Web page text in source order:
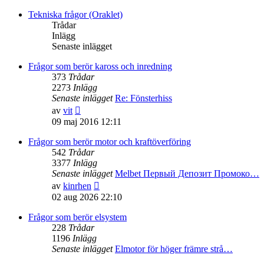
Tekniska frågor (Oraklet)
Trådar
Inlägg
Senaste inlägget
Frågor som berör kaross och inredning
373 Trådar
2273 Inlägg
Senaste inlägget Re: Fönsterhiss
av vit
till
senaste
inlägget
09 maj 2016 12:11
Frågor som berör motor och kraftöverföring
542 Trådar
3377 Inlägg
Senaste inlägget Melbet Первый Депозит Промоко…
av kinrhen
till
senaste
02 aug 2026 22:10
Frågor som berör elsystem
228 Trådar
1196 Inlägg
Senaste inlägget Elmotor för höger främre strå…